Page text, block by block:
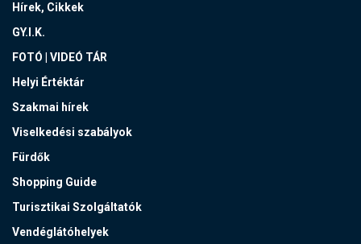
Hírek, Cikkek
GY.I.K.
FOTÓ | VIDEÓ TÁR
Helyi Értéktár
Szakmai hírek
Viselkedési szabályok
Fürdők
Shopping Guide
Turisztikai Szolgáltatók
Vendéglátóhelyek